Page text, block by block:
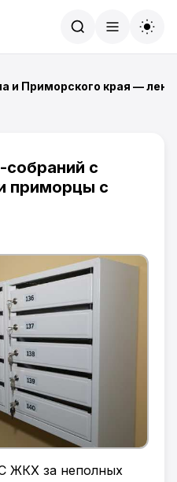
и Приморского края —
с
приморцы с
ЖКХ за неполных